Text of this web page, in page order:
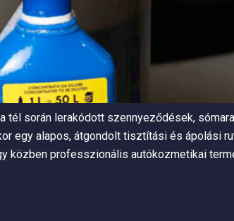
során lerakódott szennyeződések,
egy alapos, átgondolt tisztítási és ápolási
közben professzionális autókozmetikai